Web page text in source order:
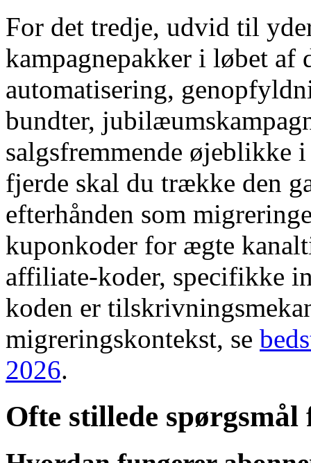
For det tredje, udvid til
kampagnepakker i løbet
automatisering,
bundter,
salgsfremmende øjeblikke
fjerde skal du trække den
efterhånden som
kuponkoder for ægte
affiliate-koder, specifikke
koden er
migreringskontekst, se
2026.
Ofte stillede